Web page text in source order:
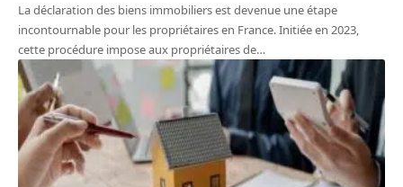
La déclaration des biens immobiliers est devenue une étape
incontournable pour les propriétaires en France. Initiée en 2023,
cette procédure impose aux propriétaires de…